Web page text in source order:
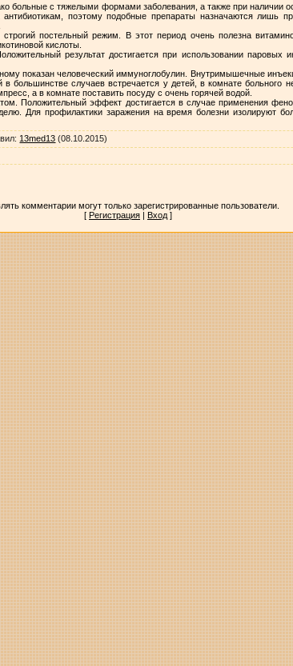
больные с тяжелыми формами заболевания, а также при наличии
поэтому подобные препараты назначаются лишь
постельный режим. В этот период очень полезна
кислоты.
результат достигается при использовании паровых
показан человеческий иммуноглобулин. Внутримышечные
большинстве случаев встречается у детей, в комнате больного
а в комнате поставить посуду с очень горячей водой.
Положительный эффект достигается в случае применения
Для профилактики заражения на время болезни изолируют
: 13med13 (08.10.2015)
комментарии могут только зарегистрированные пользователи.
[ Регистрация| Вход]